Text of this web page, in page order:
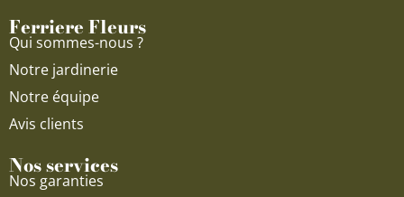
Ferriere Fleurs
Qui sommes-nous ?
Notre jardinerie
Notre équipe
Avis clients
Nos services
Nos garanties